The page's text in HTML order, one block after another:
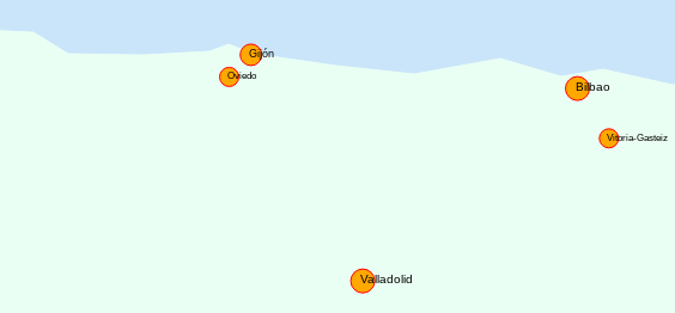
Bilbao
Valladolid
Gijón
Vitoria-Gasteiz
Oviedo